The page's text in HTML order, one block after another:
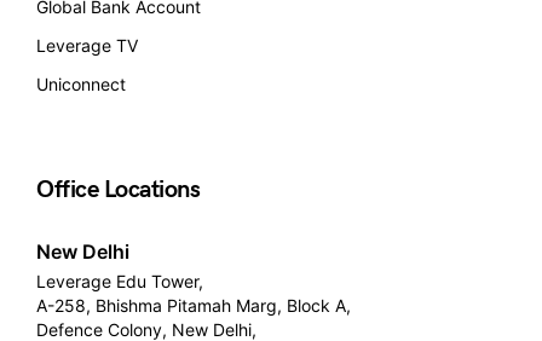
Global Bank Account
Leverage TV
Uniconnect
Office Locations
New Delhi
Leverage Edu Tower,
A-258, Bhishma Pitamah Marg, Block A,
Defence Colony, New Delhi,